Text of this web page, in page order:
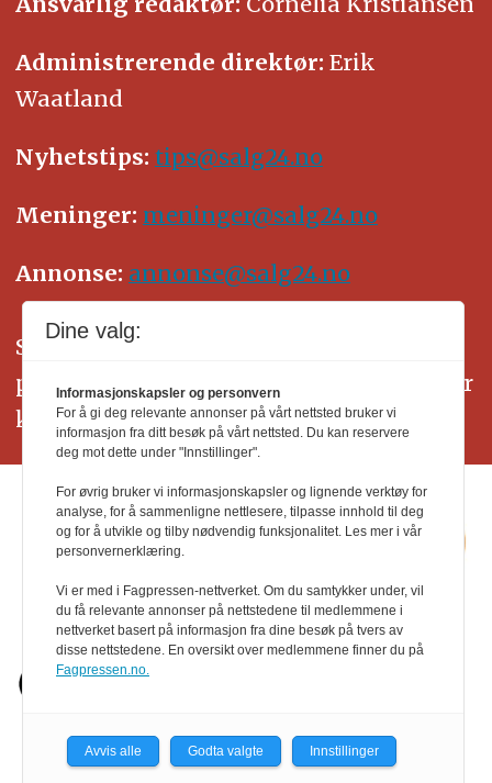
Administrerende direktør: Erik
Waatland
Nyhetstips: tips@salg24.no
Meninger: meninger@salg24.no
Annonse: annonse@salg24.no
SALG24 arbeider etter Vær Varsom-
plakatens regler for god presseskikk. Her
kan du lese mer omPFUsarbeid.
Dine valg:
Informasjonskapsler og personvern
For å gi deg relevante annonser på vårt nettsted bruker vi
informasjon fra ditt besøk på vårt nettsted. Du kan reservere
deg mot dette under "Innstillinger".
For øvrig bruker vi informasjonskapsler og lignende verktøy for
analyse, for å sammenligne nettlesere, tilpasse innhold til deg
og for å utvikle og tilby nødvendig funksjonalitet. Les mer i vår
personvernerklæring.
Vi er med i Fagpressen-nettverket. Om du samtykker under, vil
du få relevante annonser på nettstedene til medlemmene i
nettverket basert på informasjon fra dine besøk på tvers av
disse nettstedene. En oversikt over medlemmene finner du på
Fagpressen.no.
Avvis alle Godta valgte Innstillinger